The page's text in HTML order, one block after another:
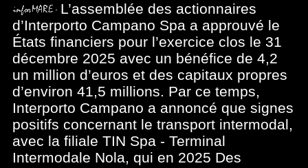
L’assemblée des actionnaires
d’Interporto Campano Spa a approuvé le
États financiers pour l’exercice clos le 31
décembre 2025 avec un bénéfice de 4,2
un million d’euros et des capitaux propres
d’environ 41,5 millions. Par ce temps,
Interporto Campano a annoncé que signes
positifs concernant le transport intermodal,
avec la filiale TIN Spa - Terminal
Intermodale Nola, qui en 2025 Des